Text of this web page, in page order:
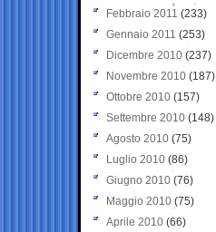
Febbraio 2011 (233)
Gennaio 2011 (253)
Dicembre 2010 (237)
Novembre 2010 (187)
Ottobre 2010 (157)
Settembre 2010 (148)
Agosto 2010 (75)
Luglio 2010 (86)
Giugno 2010 (76)
Maggio 2010 (75)
Aprile 2010 (66)